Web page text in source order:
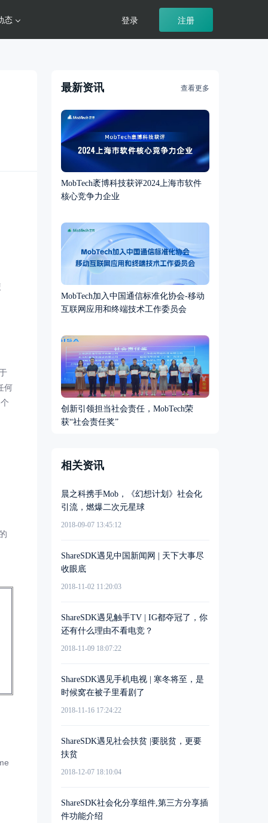
态 登录 注册
何
最新资讯 查看更多
MobTech袤博科技获评2024上海市软件
核心竞争力企业
MobTech加入中国通信标准化协会-移动
互联网应用和终端技术工作委员会
创新引领担当社会责任，MobTech荣
获“社会责任奖”
相关资讯
晨之科携手Mob，《幻想计划》社会化
引流，燃爆二次元星球
2018-09-07 13:45:12
ShareSDK遇见中国新闻网 | 天下大事尽
收眼底
2018-11-02 11:20:03
ShareSDK遇见触手TV | IG都夺冠了，你
还有什么理由不看电竞？
2018-11-09 18:07:22
ShareSDK遇见手机电视 | 寒冬将至，是
时候窝在被子里看剧了
2018-11-16 17:24:22
ShareSDK遇见社会扶贫 |要脱贫，更要
扶贫
2018-12-07 18:10:04
ShareSDK社会化分享组件,第三方分享插
件功能介绍